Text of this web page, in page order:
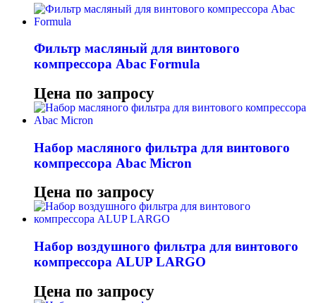
Фильтр масляный для винтового
компрессора Abac Formula
Цена по запросу
Набор масляного фильтра для винтового
компрессора Abac Micron
Цена по запросу
Набор воздушного фильтра для винтового
компрессора ALUP LARGO
Цена по запросу